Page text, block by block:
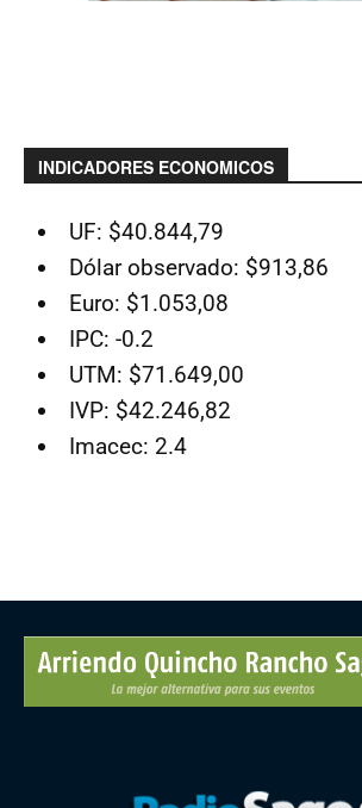
INDICADORES ECONOMICOS
UF: $40.844,79
Dólar observado: $913,86
Euro: $1.053,08
IPC: -0.2
UTM: $71.649,00
IVP: $42.246,82
Imacec: 2.4